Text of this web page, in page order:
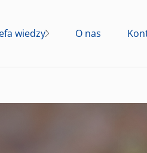
wiedzy
O nas